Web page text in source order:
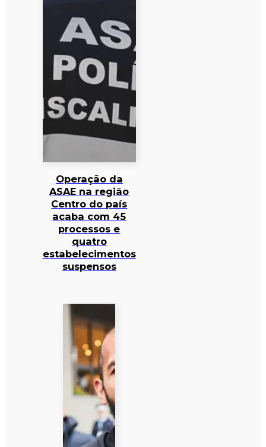
Operação da
ASAE na região
Centro do país
acaba com 45
processos e
quatro
estabelecimentos
suspensos